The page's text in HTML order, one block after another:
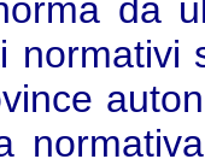
da
normativi